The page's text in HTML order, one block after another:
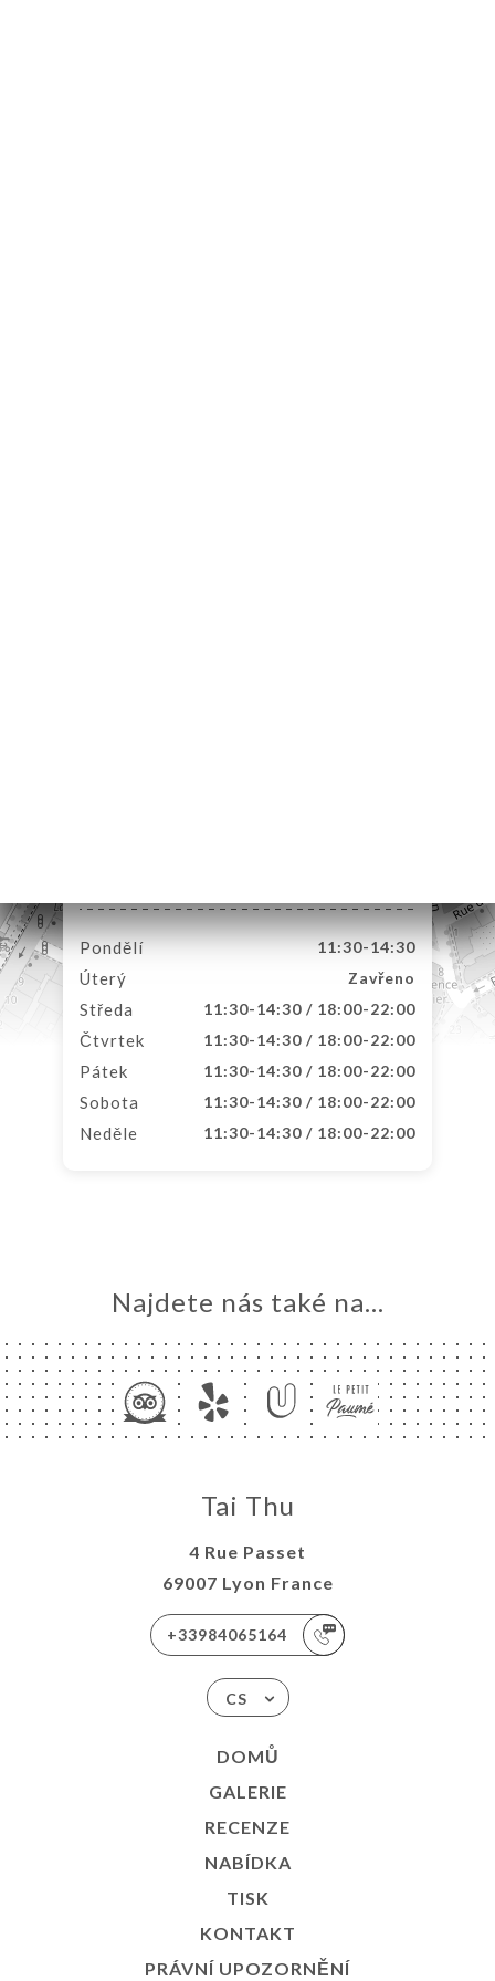
Pondělí 11:30-14:30
Úterý Zavřeno
Středa 11:30-14:30 / 18:00-22:00
Čtvrtek 11:30-14:30 / 18:00-22:00
Pátek 11:30-14:30 / 18:00-22:00
Sobota 11:30-14:30 / 18:00-22:00
Neděle 11:30-14:30 / 18:00-22:00
Najdete nás také na...
Tai Thu
4 Rue Passet
69007 Lyon France
+33984065164
CS
DOMŮ
GALERIE
RECENZE
NABÍDKA
TISK
KONTAKT
PRÁVNÍ UPOZORNĚNÍ